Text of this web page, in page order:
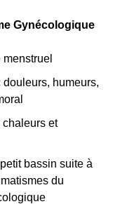
Gynécologique
humeurs,
chaleurs et
bassin suite à
du